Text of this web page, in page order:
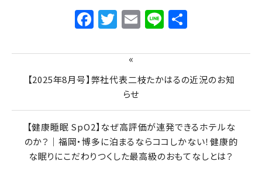
Facebook
Twitter
Email
Line
«
【2025年8月号】弊社代表二枝たかはるの近況のお知
らせ
【健康睡眠 SpO2】なぜ高評価が連発できるホテルな
のか？｜福岡・博多に泊まるならココしかない！健康的
な眠りにこだわりつくした最高級のおもてなしとは？